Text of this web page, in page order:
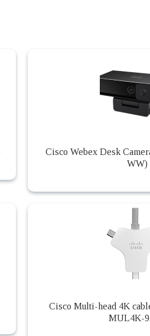
Cisco Webex Desk
WW)
Cisco Multi-head 4K
MUL4K-